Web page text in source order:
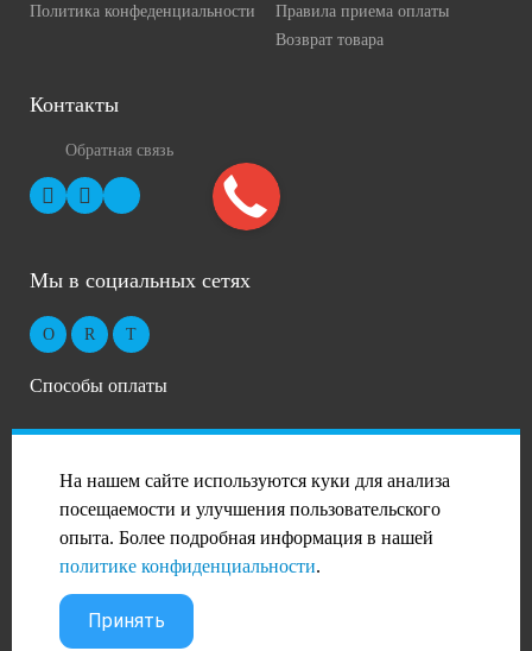
На нашем сайте используются куки для анализа
посещаемости и улучшения пользовательского
опыта. Более подробная информация в нашей
политике конфиденциальности.
Принять
Политика конфеденциальности
Правила приема оплаты
Возврат товара
Контакты
Обратная связь
Мы в социальных сетях
Способы оплаты
2026 © Профиль-Сталь в Москве
PANDA Digital Group